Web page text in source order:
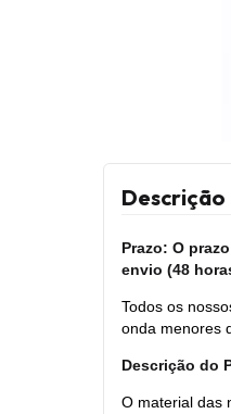
Descrição
Prazo: O
envio (48
Todos os
onda menores
Descrição do
O material das